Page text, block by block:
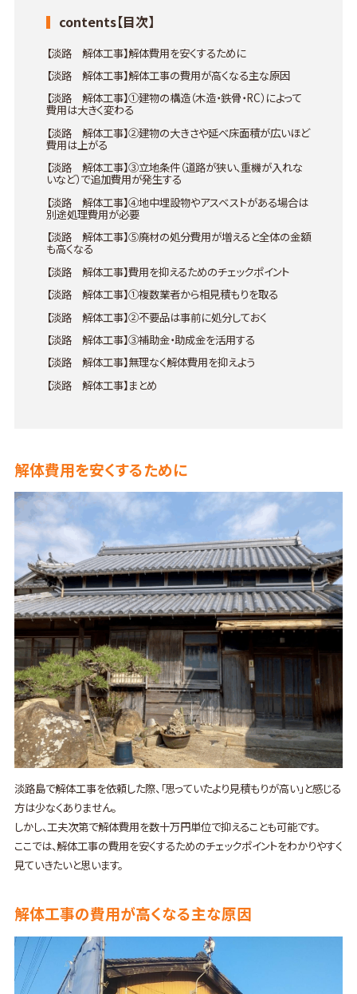
contents【目次】
【淡路 解体工事】解体費用を安くするために
【淡路 解体工事】解体工事の費用が高くなる主な原因
【淡路 解体工事】①建物の構造（木造・鉄骨・RC）によって
費用は大きく変わる
【淡路 解体工事】②建物の大きさや延べ床面積が広いほど
費用は上がる
【淡路 解体工事】③立地条件（道路が狭い、重機が入れな
いなど）で追加費用が発生する
【淡路 解体工事】④地中埋設物やアスベストがある場合は
別途処理費用が必要
【淡路 解体工事】⑤廃材の処分費用が増えると全体の金額
も高くなる
【淡路 解体工事】費用を抑えるためのチェックポイント
【淡路 解体工事】①複数業者から相見積もりを取る
【淡路 解体工事】②不要品は事前に処分しておく
【淡路 解体工事】③補助金・助成金を活用する
【淡路 解体工事】無理なく解体費用を抑えよう
【淡路 解体工事】まとめ
解体費用を安くするために
淡路島で解体工事を依頼した際、「思っていたより見積もりが高い」と感じる
方は少なくありません。
しかし、工夫次第で解体費用を数十万円単位で抑えることも可能です。
ここでは、解体工事の費用を安くするためのチェックポイントをわかりやすく
見ていきたいと思います。
解体工事の費用が高くなる主な原因